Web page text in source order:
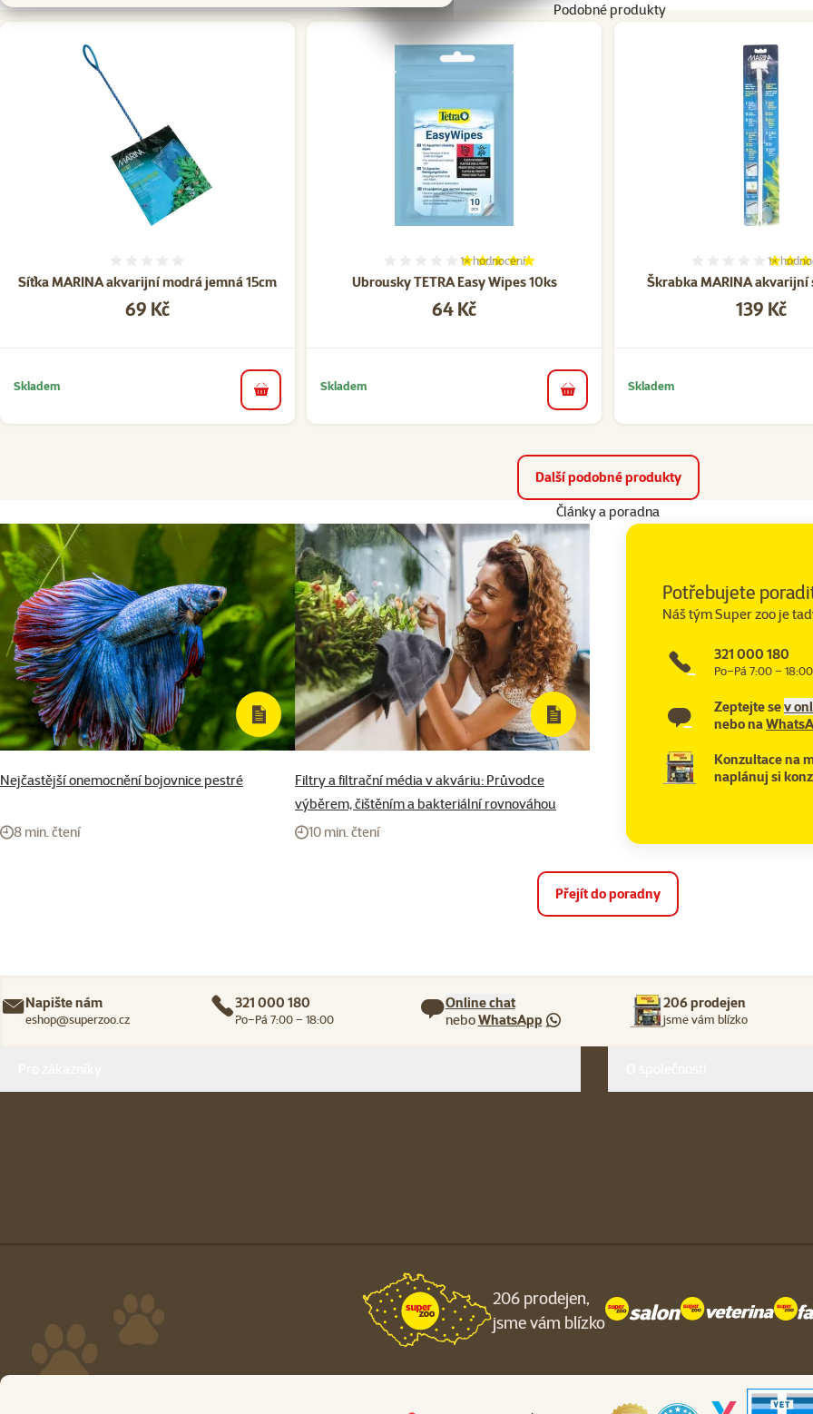
Podobné produkty
Síťka MARINA akvarijní modrá jemná 15cm
Cena
69 Kč
Skladem
do košíku
Ubrousky TETRA Easy Wipes 10ks
Hodnocení 100%, počet hodnocení: 1
1×hodnocení
Cena
64 Kč
Skladem
do košíku
Škrabka MARINA akvarijní
1×
Cena
139 Kč
Skladem
Další podobné produkty
Články a poradna
Potřebujete
Náš tým Super zoo je
321 000 180
Po–Pá 7:00 – 18:00
Zeptejte sev
nebo na
Konzultace na
naplánuj si
Nejčastější onemocnění bojovnice pestré
8 min. čtení
Filtry a filtrační média v akváriu: Průvodce
výběrem, čištěním a bakteriální rovnováhou
10 min. čtení
Přejít do poradny
Napište nám
eshop@superzoo.cz
321 000 180
Po–Pá 7:00 – 18:00
Online chat
neboWhatsApp
206 prodejen
jsme vám blízko
206 prodejen,
jsme vám blízko